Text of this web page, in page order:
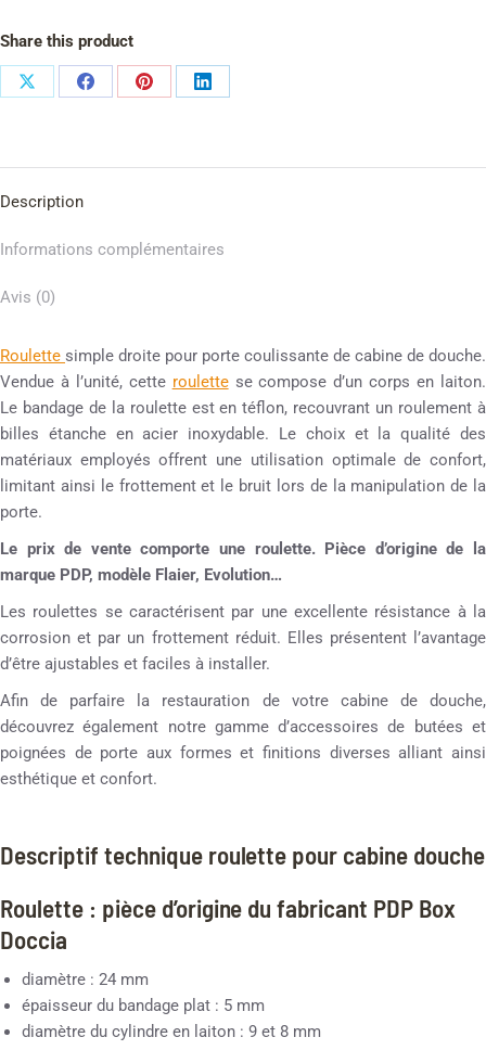
Share this product
Description
Informations complémentaires
Avis (0)
Roulette simple droite pour porte coulissante de cabine de douche.
Vendue à l’unité, cette roulettese compose d’un corps en laiton.
Le bandage de la roulette est en téflon, recouvrant un roulement à
billes étanche en acier inoxydable. Le choix et la qualité des
matériaux employés offrent une utilisation optimale de confort,
limitant ainsi le frottement et le bruit lors de la manipulation de la
porte.
Le prix de vente comporte une roulette. Pièce d’origine de la
marque PDP, modèle Flaier, Evolution…
Les roulettes se caractérisent par une excellente résistance à la
corrosion et par un frottement réduit. Elles présentent l’avantage
d’être ajustables et faciles à installer.
Afin de parfaire la restauration de votre cabine de douche,
découvrez également notre gamme d’accessoires de butées et
poignées de porte aux formes et finitions diverses alliant ainsi
esthétique et confort.
Descriptif technique roulette pour cabine douche
Roulette : pièce d’origine du fabricant PDP Box
Doccia
diamètre : 24 mm
épaisseur du bandage plat : 5 mm
diamètre du cylindre en laiton : 9 et 8 mm